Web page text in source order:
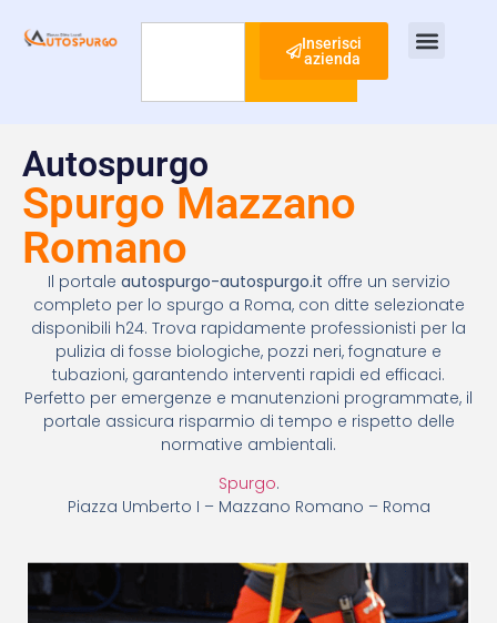
Cerca
Inserisci
azienda
Autospurgo
Spurgo Mazzano
Romano
Il portale autospurgo-autospurgo.it offre un servizio
completo per lo spurgo a Roma, con ditte selezionate
disponibili h24. Trova rapidamente professionisti per la
pulizia di fosse biologiche, pozzi neri, fognature e
tubazioni, garantendo interventi rapidi ed efficaci.
Perfetto per emergenze e manutenzioni programmate, il
portale assicura risparmio di tempo e rispetto delle
normative ambientali.
Spurgo.
Piazza Umberto I – Mazzano Romano – Roma